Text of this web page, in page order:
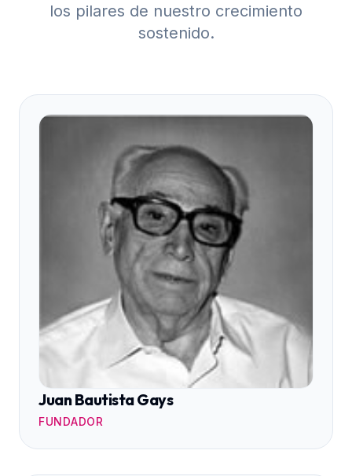
los pilares de nuestro crecimiento
sostenido.
Juan Bautista Gays
FUNDADOR